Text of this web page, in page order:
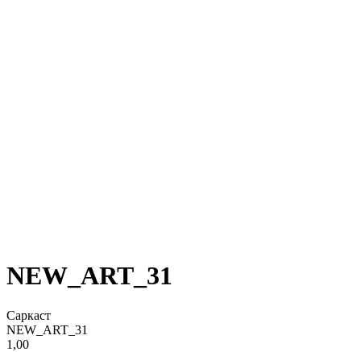
NEW_ART_31
Саркаст
NEW_ART_31
1,00